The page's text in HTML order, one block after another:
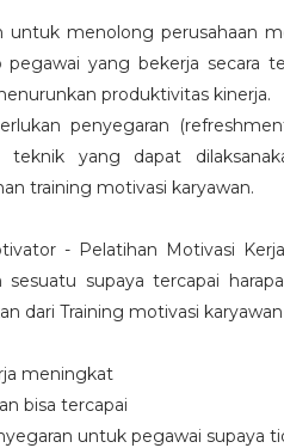
untuk menolong perusahaan
pegawai yang bekerja secara
produktivitas kinerja.
penyegaran
teknik yang dapat
training motivasi karyawan.
- Pelatihan Motivasi
supaya tercapai
dari Training motivasi karyawan
meningkat
bisa tercapai
untuk pegawai supaya